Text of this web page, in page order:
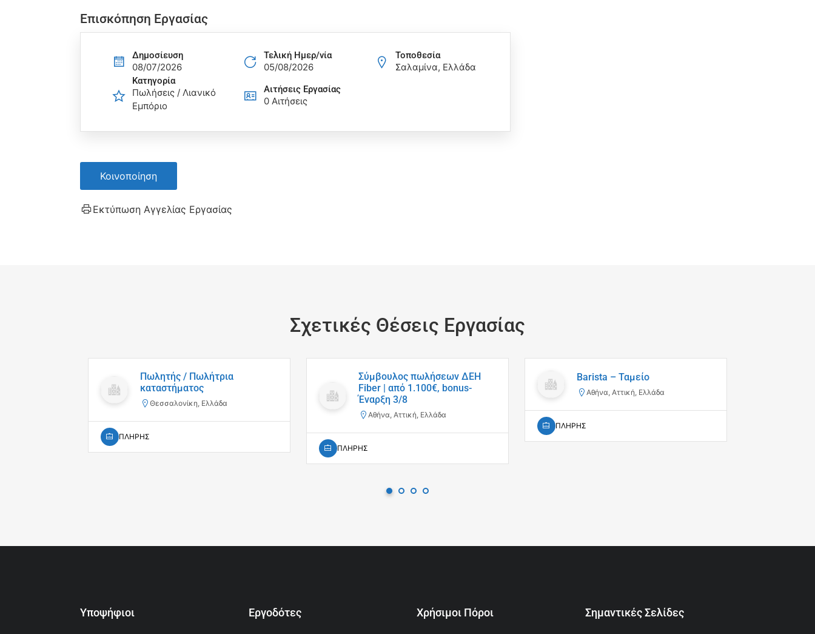
Επισκόπηση Εργασίας
Δημοσίευση
08/07/2026
Τελική Ημερ/νία
05/08/2026
Τοποθεσία
Σαλαμίνα, Ελλάδα
Κατηγορία
Πωλήσεις / Λιανικό
Εμπόριο
Αιτήσεις Eργασίας
0 Αιτήσεις
Κοινοποίηση
Εκτύπωση Αγγελίας Εργασίας
Σχετικές Θέσεις Εργασίας
Πωλητής / Πωλήτρια
καταστήματος
Θεσσαλονίκη, Ελλάδα
ΠΛΗΡΗΣ
Σύμβουλος πωλήσεων ΔΕΗ
Fiber | από 1.100€, bonus-
Έναρξη 3/8
Αθήνα, Αττική, Ελλάδα
ΠΛΗΡΗΣ
Barista – Ταμείο
Αθήνα, Αττική, Ελλάδα
ΠΛΗΡΗΣ
Υποψήφιοι Εργοδότες Χρήσιμοι Πόροι Σημαντικές Σελίδες